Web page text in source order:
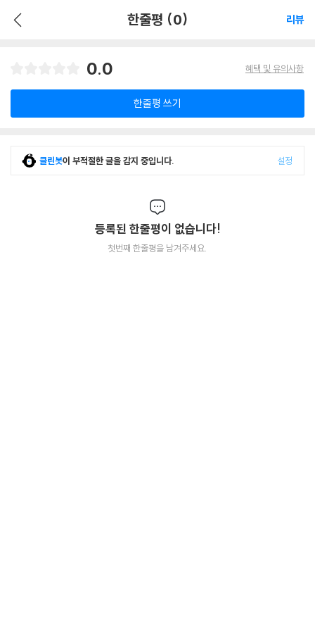
한줄평 (0) 리뷰
0.0 혜택 및 유의사항
한줄평 쓰기
클린봇이 부적절한 글을 감지 중입니다. 설정
등록된 한줄평이 없습니다!
첫번째 한줄평을 남겨주세요.